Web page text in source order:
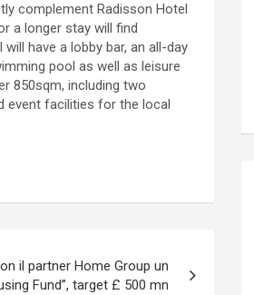
complement Radisson Hotel
a longer stay will find
have a lobby bar, an all-day
pool as well as leisure
850sqm, including two
event facilities for the local
il partner Home Group un
Fund”, target £ 500 mn